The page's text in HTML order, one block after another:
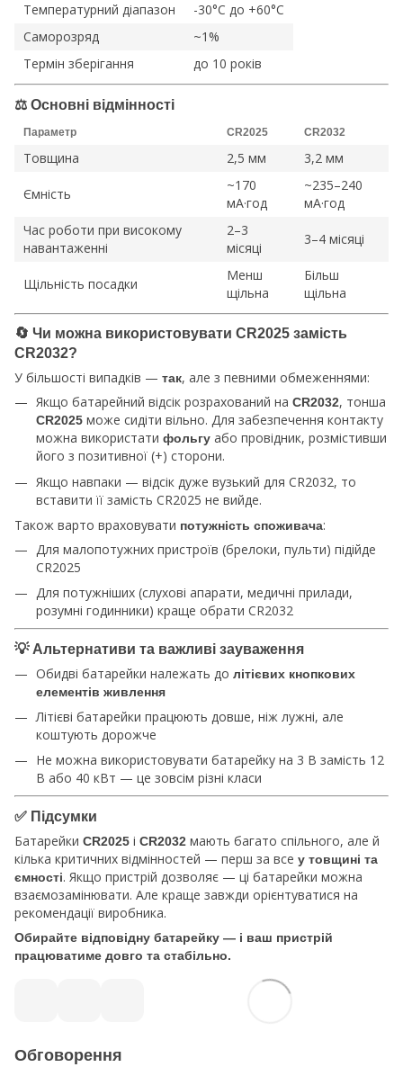
Температурний діапазон
-30°C до +60°C
Саморозряд
~1%
Термін зберігання
до 10 років
⚖ Основні відмінності
Параметр CR2025 CR2032
Товщина 2,5 мм 3,2 мм
Ємність
~170
мА·год
~235–240
мА·год
Час роботи при високому
навантаженні
2–3
місяці
3–4 місяці
Щільність посадки
Менш
щільна
Більш
щільна
🔄 Чи можна використовувати CR2025 замість
CR2032?
У більшості випадків — так, але з певними обмеженнями:
Якщо батарейний відсік розрахований на CR2032, тонша
CR2025 може сидіти вільно. Для забезпечення контакту
можна використати фольгу або провідник, розмістивши
його з позитивної (+) сторони.
Якщо навпаки — відсік дуже вузький для CR2032, то
вставити її замість CR2025 не вийде.
Також варто враховувати потужність споживача:
Для малопотужних пристроїв (брелоки, пульти) підійде
CR2025
Для потужніших (слухові апарати, медичні прилади,
розумні годинники) краще обрати CR2032
💡 Альтернативи та важливі зауваження
Обидві батарейки належать до літієвих кнопкових
елементів живлення
Літієві батарейки працюють довше, ніж лужні, але
коштують дорожче
Не можна використовувати батарейку на 3 В замість 12
В або 40 кВт — це зовсім різні класи
✅ Підсумки
Батарейки CR2025 і CR2032 мають багато спільного, але й
кілька критичних відмінностей — перш за все у товщині та
ємності. Якщо пристрій дозволяє — ці батарейки можна
взаємозамінювати. Але краще завжди орієнтуватися на
рекомендації виробника.
Обирайте відповідну батарейку — і ваш пристрій
працюватиме довго та стабільно.
Обговорення